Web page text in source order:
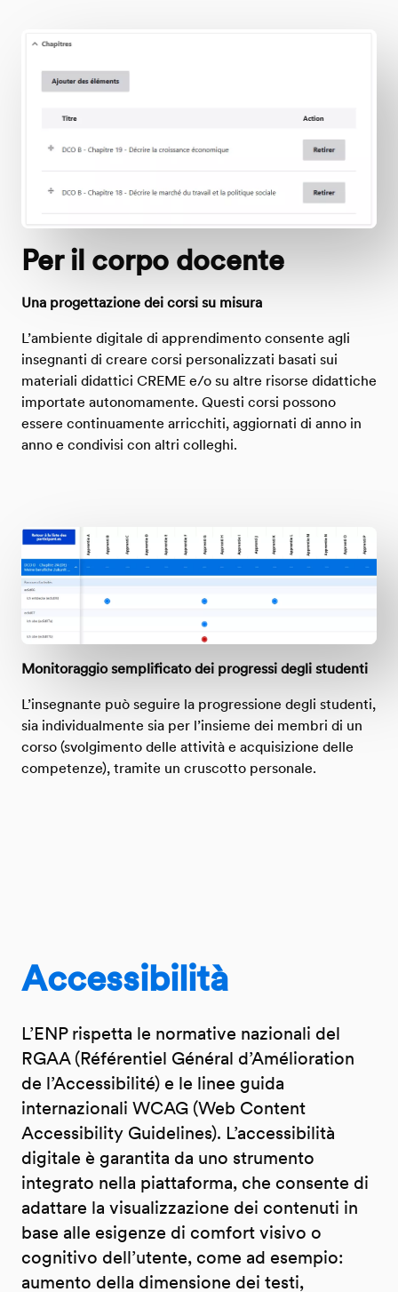
Per il corpo docente
Una progettazione dei corsi su misura
L’ambiente digitale di apprendimento consente agli
insegnanti di creare corsi personalizzati basati sui
materiali didattici CREME e/o su altre risorse didattiche
importate autonomamente. Questi corsi possono
essere continuamente arricchiti, aggiornati di anno in
anno e condivisi con altri colleghi.
Monitoraggio semplificato dei progressi degli studenti
L’insegnante può seguire la progressione degli studenti,
sia individualmente sia per l’insieme dei membri di un
corso (svolgimento delle attività e acquisizione delle
competenze), tramite un cruscotto personale.
Accessibilità
L’ENP rispetta le normative nazionali del
RGAA (Référentiel Général d’Amélioration
de l’Accessibilité) e le linee guida
internazionali WCAG (Web Content
Accessibility Guidelines). L’accessibilità
digitale è garantita da uno strumento
integrato nella piattaforma, che consente di
adattare la visualizzazione dei contenuti in
base alle esigenze di comfort visivo o
cognitivo dell’utente, come ad esempio:
aumento della dimensione dei testi,